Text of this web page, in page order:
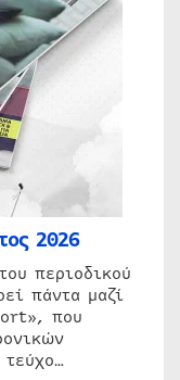
2026
περιοδικού
πάντα μαζί
που